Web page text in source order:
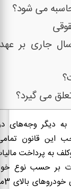
می شود؟
جاری بر
می گیرد؟
به دیگر
قانون
بیش از 1 میلیارد، موکلف به
بر حسب نوع